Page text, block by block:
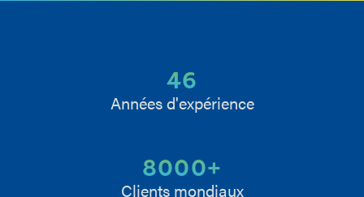
46
Années d'expérience
8000+
Clients mondiaux